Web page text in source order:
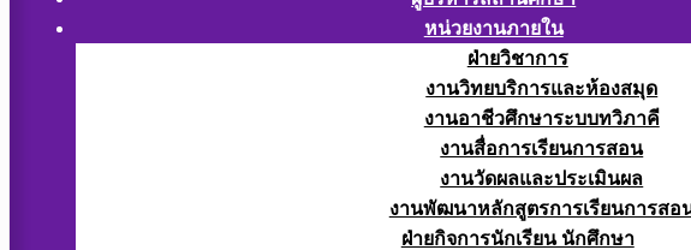
หน่วยงานภายใน
ฝ่ายวิชาการ
งานวิทยบริการและห้องสมุด
งานอาชีวศึกษาระบบทวิภาคี
งานสื่อการเรียนการสอน
งานวัดผลและประเมินผล
งานพัฒนาหลักสูตรการเรียนการสอ
ฝ่ายกิจการนักเรียน นักศึกษา